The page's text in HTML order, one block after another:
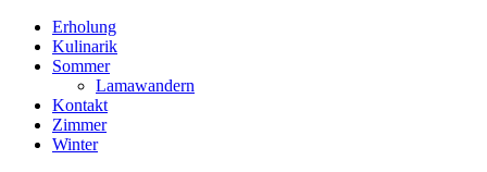
Erholung
Kulinarik
Sommer
Lamawandern
Kontakt
Zimmer
Winter